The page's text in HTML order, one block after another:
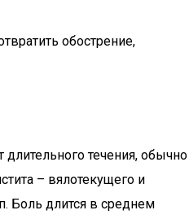
обострение,
течения, обычно
– вялотекущего и
Боль длится в среднем